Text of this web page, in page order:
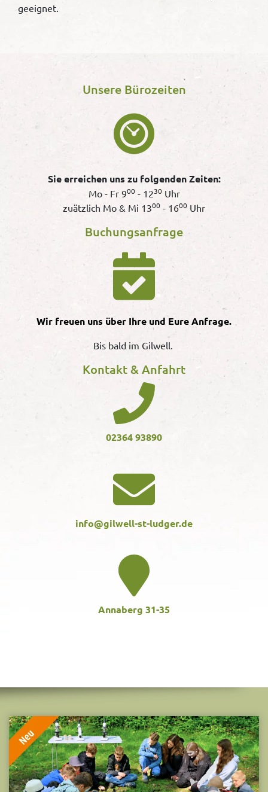
geeignet.
Unsere Bürozeiten
Sie erreichen uns zu folgenden Zeiten:
Mo - Fr 900- 1230Uhr
zuätzlich Mo & Mi 1300 - 1600 Uhr
Buchungsanfrage
Wir freuen uns über Ihre und Eure Anfrage.
Bis bald im Gilwell.
Kontakt & Anfahrt
02364 93890
info@gilwell-st-ludger.de
Annaberg 31-35